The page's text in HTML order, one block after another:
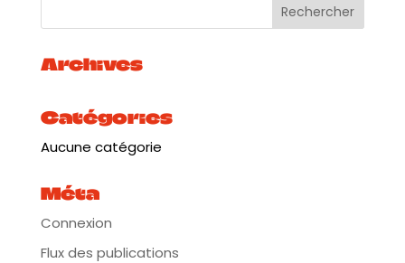
Archives
Catégories
Aucune catégorie
Méta
Connexion
Flux des publications